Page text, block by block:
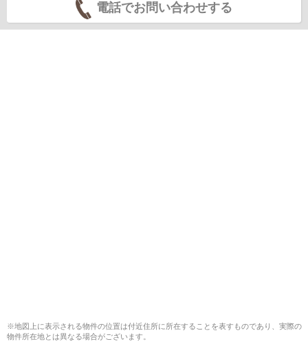
電話でお問い合わせする
※地図上に表示される物件の位置は付近住所に所在することを表すものであり、実際の
物件所在地とは異なる場合がございます。